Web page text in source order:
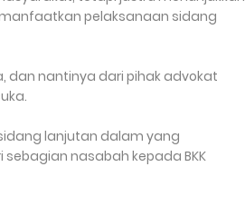
pelaksanaan sidang
dan nantinya dari pihak advokat
lanjutan dalam yang
nasabah kepada BKK